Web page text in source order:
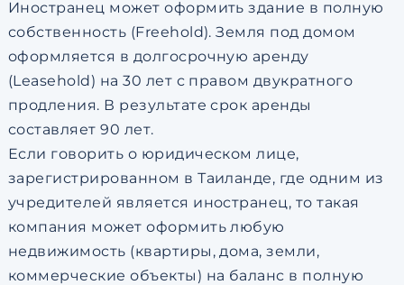
Иностранец может оформить здание в полную
собственность (Freehold). Земля под домом
оформляется в долгосрочную аренду
(Leasehold) на 30 лет с правом двукратного
продления. В результате срок аренды
составляет 90 лет.
Если говорить о юридическом лице,
зарегистрированном в Таиланде, где одним из
учредителей является иностранец, то такая
компания может оформить любую
недвижимость (квартиры, дома, земли,
коммерческие объекты) на баланс в полную